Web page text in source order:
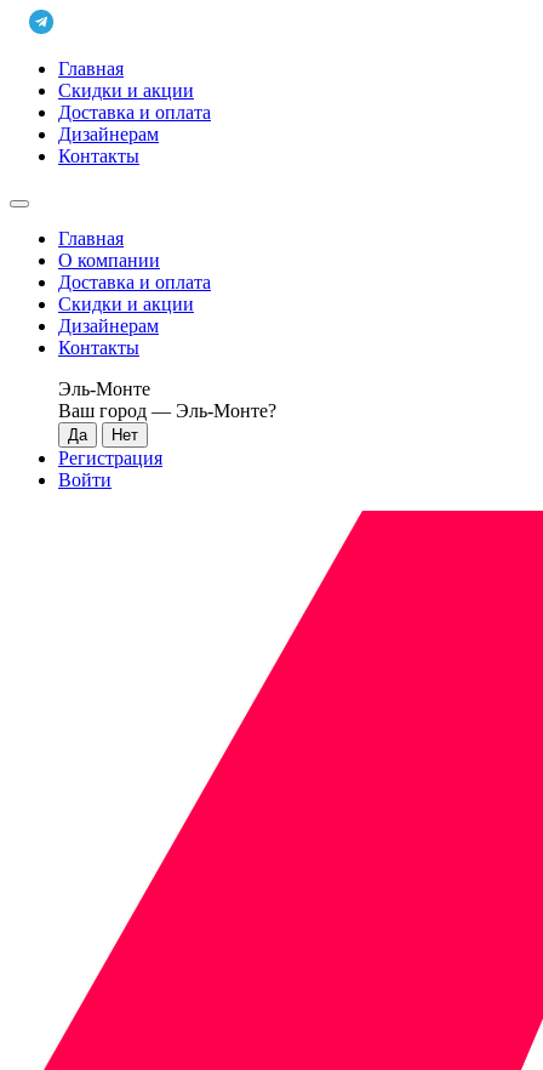
Главная
Скидки и акции
Доставка и оплата
Дизайнерам
Контакты
Главная
О компании
Доставка и оплата
Скидки и акции
Дизайнерам
Контакты
Эль-Монте
Ваш город — Эль-Монте?
Регистрация
Войти